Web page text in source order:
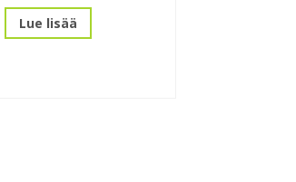
Lue lisää